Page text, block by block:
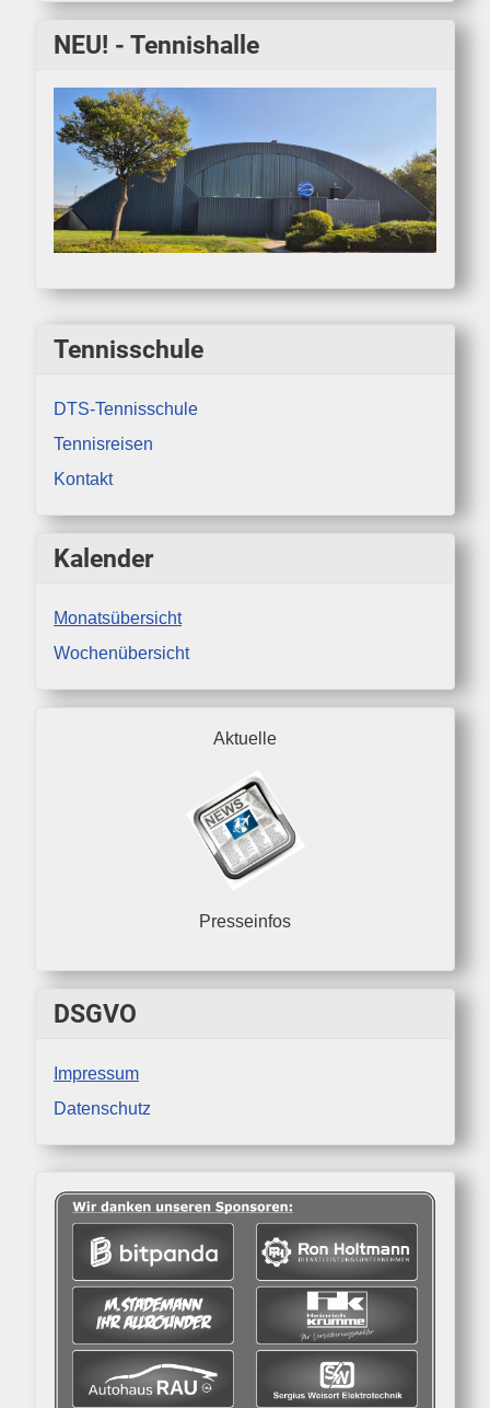
Tennisschule
DTS-Tennisschule
Tennisreisen
Kontakt
Kalender
Monatsübersicht
Wochenübersicht
Aktuelle
Presseinfos
DSGVO
Impressum
Datenschutz
NEU! - Tennishalle